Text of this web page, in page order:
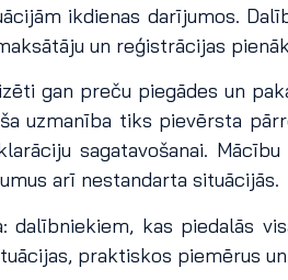
ikdienas darījumos.
un reģistrācijas
gan preču piegādes un
uzmanība tiks pievērsta
sagatavošanai.
arī nestandarta situācijās.
dalībniekiem, kas piedalās
praktiskos piemērus